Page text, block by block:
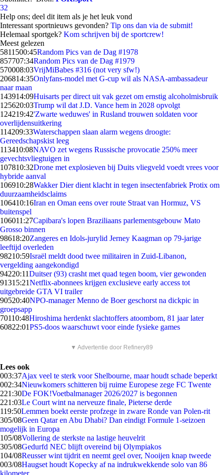
32
Help ons; deel dit item als je het leuk vond
Interessant sportnieuws gevonden? Tip ons dan via de submit!
Helemaal sportgek? Kom schrijven bij de sportcrew!
Meest gelezen
5811500:45Random Pics van de Dag #1978
857707:34Random Pics van de Dag #1979
570008:03VrijMiBabes #316 (not very sfw!)
206814:35Onlyfans-model met G-cup wil als NASA-ambassadeur
naar maan
143914:09Huisarts per direct uit vak gezet om ernstig alcoholmisbruik
125620:03Trump wil dat J.D. Vance hem in 2028 opvolgt
124219:42'Zwarte weduwes' in Rusland trouwen soldaten voor
overlijdensuitkering
114209:33Waterschappen slaan alarm wegens droogte:
Gereedschapskist leeg
113410:08NAVO zet wegens Russische provocatie 250% meer
gevechtsvliegtuigen in
107810:32Drone met explosieven bij Duits vliegveld voedt vrees voor
hybride aanval
106910:28Wakker Dier dient klacht in tegen insectenfabriek Protix om
duurzaamheidsclaims
106410:16Iran en Oman eens over route Straat van Hormuz, VS
buitenspel
106011:27Capibara's lopen Braziliaans parlementsgebouw Mato
Grosso binnen
98618:20Zangeres en Idols-jurylid Jerney Kaagman op 79-jarige
leeftijd overleden
98210:59Israël meldt dood twee militairen in Zuid-Libanon,
vergelding aangekondigd
94220:11Duitser (93) crasht met quad tegen boom, vier gewonden
91315:21Netflix-abonnees krijgen exclusieve early access tot
uitgebreide GTA VI trailer
90520:40NPO-manager Menno de Boer geschorst na dickpic in
groepsapp
70110:48Hiroshima herdenkt slachtoffers atoombom, 81 jaar later
60822:01PS5-doos waarschuwt voor einde fysieke games
▼ Advertentie door Refinery89
Lees ook
003:37Ajax veel te sterk voor Shelbourne, maar houdt schade beperkt
002:34Nieuwkomers schitteren bij ruime Europese zege FC Twente
221:30De FOK!Voetbalmanager 2026/2027 is begonnen
221:03Le Court wint na nerveuze finale, Pieterse derde
119:50Lemmen boekt eerste profzege in zware Ronde van Polen-rit
305/08Geen Qatar en Abu Dhabi? Dan eindigt Formule 1-seizoen
mogelijk in Europa
105/08Vollering de sterkste na lastige heuvelrit
305/08Gedurfd NEC blijft overeind bij Olympiakos
104/08Reusser wint tijdrit en neemt geel over, Nooijen knap tweede
003/08Haugset houdt Kopecky af na indrukwekkende solo van 86
kilometer